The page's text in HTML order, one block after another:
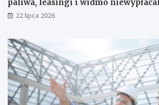
paliwa, leasingi i widmo
22 lipca 2026